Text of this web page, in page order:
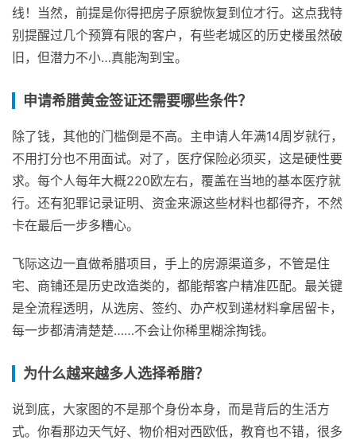
线！当然，前提是你得把房子原貌恢复到位才行。这点我特
别提醒过几个预算有限的客户，有些老城区的历史楼虽然破
旧，但潜力不小…真能淘到宝。
申请希腊黄金签证还需要哪些条件？
除了钱，其他的门槛倒是不高。主申请人年满14周岁就行，
不用打分也不用面试。对了，医疗保险必须买，这是硬性要
求。每个人每年大概220欧左右，覆盖在当地的基本医疗就
行。还有犯罪记录证明、资金来源这些材料也都得齐，不然
卡在最后一步多糟心。
飞际这边一直做希腊项目，手上的房源渠道多，不管是住
宅、商铺还是历史改造类的，都能帮客户精准匹配。最关键
是全流程透明，从选房、签约、办产权到递材料拿居留卡，
每一步都清清楚楚……不会让你稀里糊涂掏钱。
为什么越来越多人选择希腊？
说到底，大家图的不是那个身份本身，而是背后的生活方
式。你看那边天气好、物价相对西欧低，教育也不错，很多